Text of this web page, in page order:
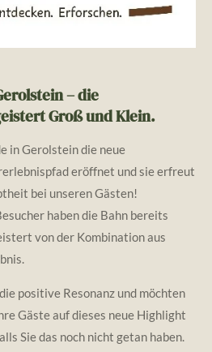
– die
Groß und Klein.
in Gerolstein die neue
eröffnet und sie erfreut
bei unseren Gästen!
haben die Bahn bereits
von der Kombination aus
positive Resonanz und möchten
Gäste auf dieses neue Highlight
Sie das noch nicht getan haben.